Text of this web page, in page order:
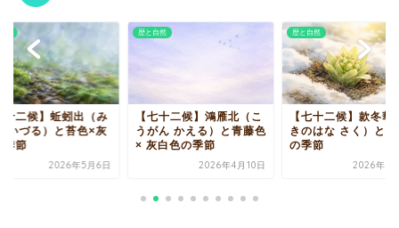
十二候】蚯蚓出（み
いづる）と苔色×灰
季節
2026年5月6日
歴と自然
【七十二候】鴻雁北（こ
うがん かえる）と青藤色
× 灰白色の季節
2026年4月10日
歴と自然
【七十二候】款冬華
きのはな さく）と
の季節
2026年1